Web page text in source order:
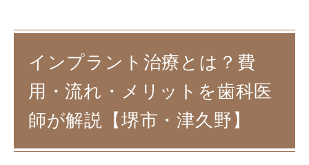
インプラント治療とは？費
用・流れ・メリットを歯科医
師が解説【堺市・津久野】